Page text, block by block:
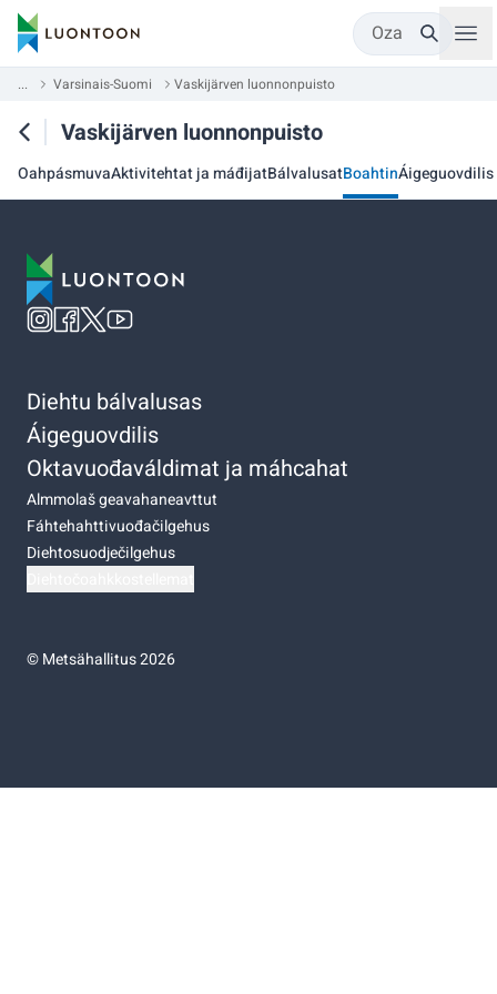
Oza
... Varsinais-Suomi Vaskijärven luonnonpuisto
Vaskijärven luonnonpuisto
OahpásmuvaAktivitehtat ja máđijatBálvalusatBoahtinÁigeguovdilis
Diehtu bálvalusas
Áigeguovdilis
Oktavuođaváldimat ja máhcahat
Almmolaš geavahaneavttut
Fáhtehahttivuođačilgehus
Diehtosuodječilgehus
©Metsähallitus 2026